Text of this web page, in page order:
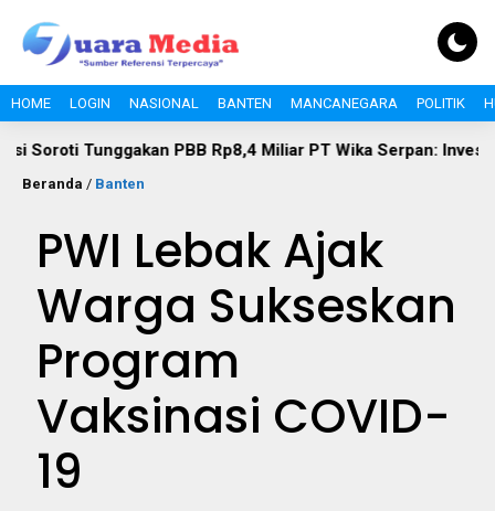
HOME LOGIN NASIONAL BANTEN MANCANEGARA POLITIK
PBB Rp8,4 Miliar PT Wika Serpan: Investor Besar Tak
Beranda / Banten
PWI Lebak Ajak
Warga Sukseskan
Program
Vaksinasi COVID-
19